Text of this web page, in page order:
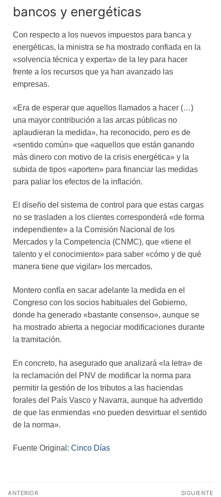
bancos y energéticas
Con respecto a los nuevos impuestos para banca y
energéticas, la ministra se ha mostrado confiada en la
«solvencia técnica y experta» de la ley para hacer
frente a los recursos que ya han avanzado las
empresas.
«Era de esperar que aquellos llamados a hacer (…)
una mayor contribución a las arcas públicas no
aplaudieran la medida», ha reconocido, pero es de
«sentido común» que «aquellos que están ganando
más dinero con motivo de la crisis energética» y la
subida de tipos «aporten» para financiar las medidas
para paliar los efectos de la inflación.
El diseño del sistema de control para que estas cargas
no se trasladen a los clientes corresponderá «de forma
independiente» a la Comisión Nacional de los
Mercados y la Competencia (CNMC), que «tiene el
talento y el conocimiento» para saber «cómo y de qué
manera tiene que vigilar» los mercados.
Montero confía en sacar adelante la medida en el
Congreso con los socios habituales del Gobierno,
donde ha generado «bastante consenso», aunque se
ha mostrado abierta a negociar modificaciones durante
la tramitación.
En concreto, ha asegurado que analizará «la letra» de
la reclamación del PNV de modificar la norma para
permitir la gestión de los tributos a las haciendas
forales del País Vasco y Navarra, aunque ha advertido
de que las enmiendas «no pueden desvirtuar el sentido
de la norma».
Fuente Original: Cinco Días
ANTERIOR SIGUIENTE